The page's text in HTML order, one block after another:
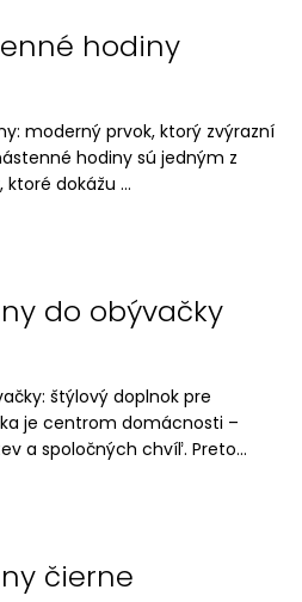
hodiny
moderný prvok, ktorý zvýrazní
hodiny sú jedným z
dokážu ...
do obývačky
štýlový doplnok pre
je centrom domácnosti –
a spoločných chvíľ. Preto...
čierne